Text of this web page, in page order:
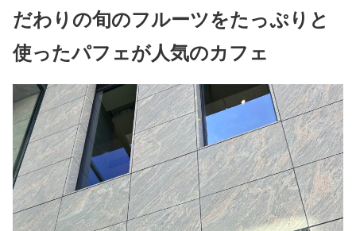
だわりの旬のフルーツをたっぷりと
使ったパフェが人気のカフェ